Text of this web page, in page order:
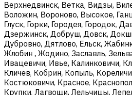
Верхнедвинск, Ветка, Видзы,
Воложин, Вороново, Высокое,
Глуск, Горки, Городея, Городок,
Дзержинск, Добруш, Довск,
Дубровно, Дятлово, Ельск,
Жлобин , Жодино, Заславль,
Ивацевичи, Ивье, Калинковичи,
Кличев, Кобрин, Копыль,
Костюковичи, Красное,
Крупки, Лагвощи, Лельчицы,